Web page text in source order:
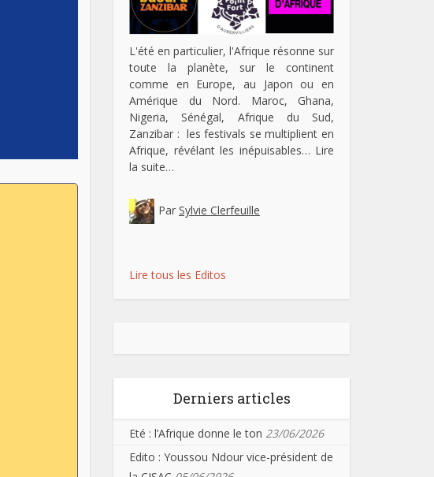
L'été en particulier, l'Afrique résonne sur
toute la planète, sur le continent
comme en Europe, au Japon ou en
Amérique du Nord. Maroc, Ghana,
Nigeria, Sénégal, Afrique du Sud,
Zanzibar : les festivals se multiplient en
Afrique, révélant les inépuisables… Lire
la suite…
Par Sylvie Clerfeuille
Lire tous les Editos
Derniers articles
Eté : l’Afrique donne le ton 23/06/2026
Edito : Youssou Ndour vice-président de